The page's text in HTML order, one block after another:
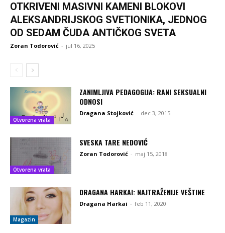
OTKRIVENI MASIVNI KAMENI BLOKOVI
ALEKSANDRIJSKOG SVETIONIKA, JEDNOG
OD SEDAM ČUDA ANTIČKOG SVETA
Zoran Todorović - jul 16, 2025
Otvorena vrata
ZANIMLJIVA PEDAGOGIJA: RANI SEKSUALNI
ODNOSI
Dragana Stojković - dec 3, 2015
Otvorena vrata
SVESKA TARE NEDOVIĆ
Zoran Todorović - maj 15, 2018
Magazin
DRAGANA HARKAI: NAJTRAŽENIJE VEŠTINE
Dragana Harkai - feb 11, 2020